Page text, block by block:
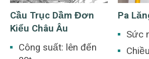
Cầu Trục Dầm Đơn
Kiểu Châu Âu
Công suất: lên đến
Pa
Sức